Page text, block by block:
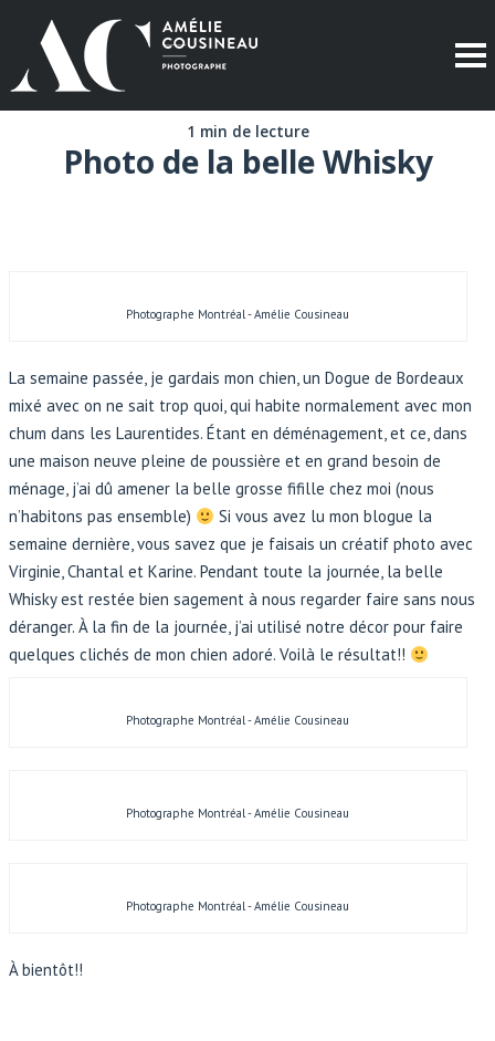
1 min de lecture
Photo de la belle Whisky
Photographe Montréal - Amélie Cousineau
La semaine passée, je gardais mon chien, un Dogue de Bordeaux
mixé avec on ne sait trop quoi, qui habite normalement avec mon
chum dans les Laurentides. Étant en déménagement, et ce, dans
une maison neuve pleine de poussière et en grand besoin de
ménage, j’ai dû amener la belle grosse fifille chez moi (nous
n’habitons pas ensemble)
Si vous avez lu mon blogue la
semaine dernière, vous savez que je faisais un créatif photo avec
Virginie, Chantal et Karine. Pendant toute la journée, la belle
Whisky est restée bien sagement à nous regarder faire sans nous
déranger. À la fin de la journée, j’ai utilisé notre décor pour faire
quelques clichés de mon chien adoré. Voilà le résultat!!
Photographe Montréal - Amélie Cousineau
Photographe Montréal - Amélie Cousineau
Photographe Montréal - Amélie Cousineau
À bientôt!!